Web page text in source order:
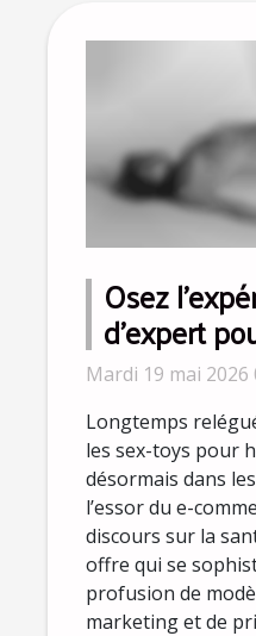
Osez
d’expert
le meilleur
homme
Mardi 19 mai 2026
Longtemps
les sex-toys pour
désormais dans
l’essor du e-
discours sur la
offre qui se
profusion de
marketing et de